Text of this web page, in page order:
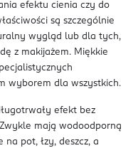
efektu cienia czy do
są szczególnie
wygląd lub dla tych,
z makijażem. Miękkie
wyborem dla wszystkich.
efekt bez
mają wodoodporną
na pot, łzy, deszcz, a